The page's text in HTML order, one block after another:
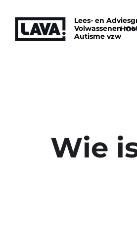
Lees- en
Volwassenen
Autisme vzw
Wie